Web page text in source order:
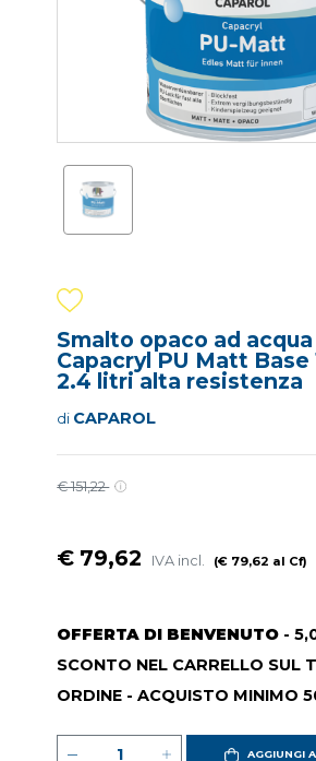
Smalto opaco ad
Capacryl PU Matt Base
2.4 litri alta resistenza
di CAPAROL
€ 151,22
€ 79,62 IVA incl. (€ 79,62 al Cf)
OFFERTA DI BENVENUTO -
SCONTO NEL CARRELLO SUL
ORDINE - ACQUISTO MINIMO
AGGIUNGI